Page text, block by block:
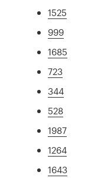
1525
999
1685
723
344
528
1987
1264
1643